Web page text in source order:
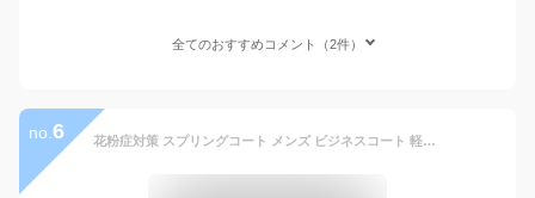
全てのおすすめコメント（2件）
no. 6 花粉症対策 スプリングコート メンズ ビジネスコート 軽量 花粉つかない ステンカラー 軽い 撥水 透湿素材 黒 ベージュ